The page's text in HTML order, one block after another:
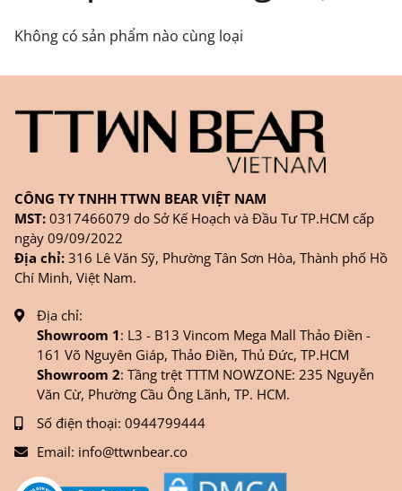
FANPAGE/ZALO/
Thời gian nhận hàng: Đối với đơn hàng Online tại
TPHCM, sản phẩm sẽ được giao sớm nhất là 1
ngày sau khi đặt.
Không có sản phẩm nào cùng loại
CÔNG TY TNHH TTWN BEAR VIỆT NAM
MST: 0317466079 do Sở Kế Hoạch và Đầu Tư TP.HCM cấp
ngày 09/09/2022
Địa chỉ: 316 Lê Văn Sỹ, Phường Tân Sơn Hòa, Thành phố Hồ
Chí Minh, Việt Nam.
Địa chỉ:
Showroom 1: L3 - B13 Vincom Mega Mall Thảo Điền -
161 Võ Nguyên Giáp, Thảo Điền, Thủ Đức, TP.HCM
Showroom 2: Tầng trệt TTTM NOWZONE: 235 Nguyễn
Văn Cừ, Phường Cầu Ông Lãnh, TP. HCM.
Số điện thoại: 0944799444
Email: info@ttwnbear.co